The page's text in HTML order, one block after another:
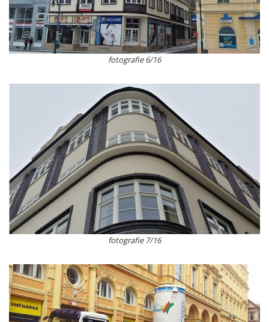
fotografie 6/16
fotografie 7/16